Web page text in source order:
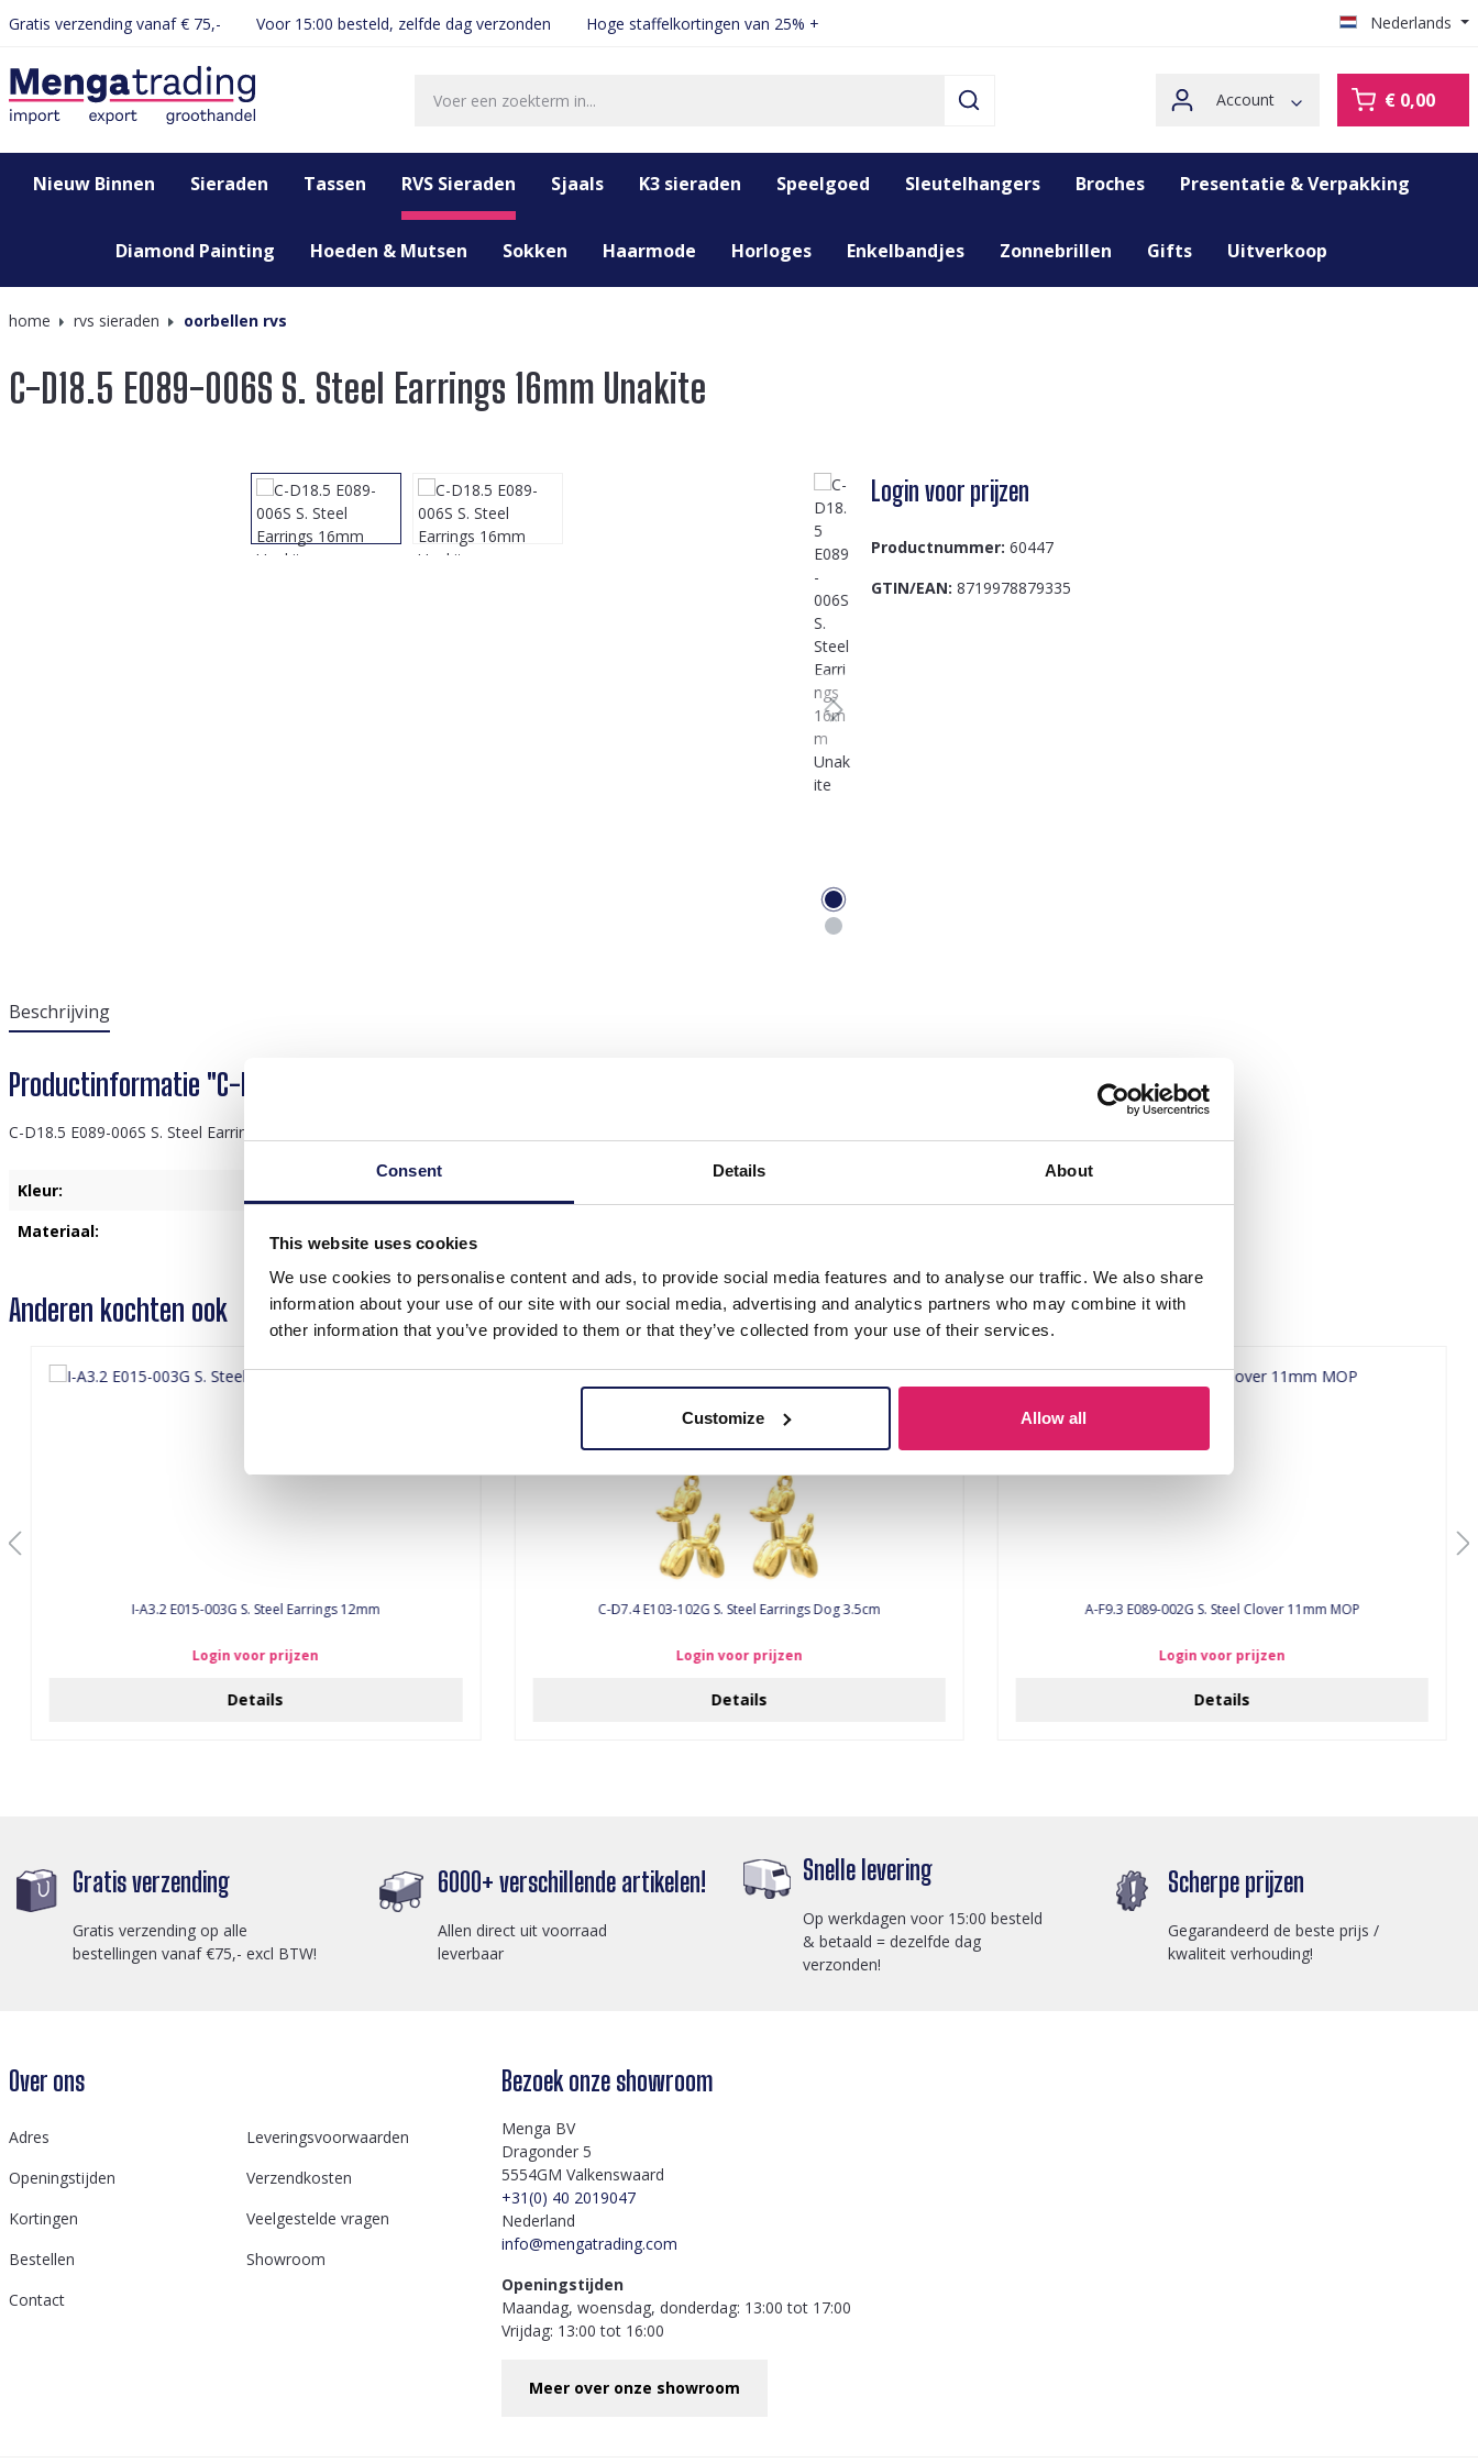
Consent Details About
This website uses cookies
We use cookies to personalise content and ads, to provide social media features and to analyse our traffic. We also share
information about your use of our site with our social media, advertising and analytics partners who may combine it with
other information that you’ve provided to them or that they’ve collected from your use of their services.
Customize Allow all
Ga naar de hoofdnavigatie
Gratis verzending vanaf € 75,- Voor 15:00 besteld, zelfde dag verzonden Hoge staffelkortingen van 25% + Nederlands
Account € 0,00
Nieuw Binnen Sieraden Tassen RVS Sieraden Sjaals K3 sieraden Speelgoed Sleutelhangers Broches Presentatie & Verpakking
Diamond Painting Hoeden & Mutsen Sokken Haarmode Horloges Enkelbandjes Zonnebrillen Gifts Uitverkoop
home rvs sieraden oorbellen rvs
C-D18.5 E089-006S S. Steel Earrings 16mm Unakite
Login voor prijzen
Productnummer: 60447
GTIN/EAN: 8719978879335
Beschrijving
Productinformatie "C-D18.5 E089-006S S. Steel Earrings 16mm Unakite"
C-D18.5 E089-006S S. Steel Earrings 16mm Unakite
Kleur:
Materiaal:
Anderen kochten ook
I-A3.2 E015-003G S. Steel Earrings 12mm
Login voor prijzen
Details
C-D7.4 E103-102G S. Steel Earrings Dog 3.5cm
Login voor prijzen
Details
A-F9.3 E089-002G S. Steel Clover 11mm MOP
Login voor prijzen
Details
Gratis verzending
Gratis verzending op alle
bestellingen vanaf €75,- excl BTW!
6000+ verschillende artikelen!
Allen direct uit voorraad
leverbaar
Snelle levering
Op werkdagen voor 15:00 besteld
& betaald = dezelfde dag
verzonden!
Scherpe prijzen
Gegarandeerd de beste prijs /
kwaliteit verhouding!
Over ons
Adres
Leveringsvoorwaarden
Openingstijden
Verzendkosten
Kortingen
Veelgestelde vragen
Bestellen
Showroom
Contact
Bezoek onze showroom
Menga BV
Dragonder 5
5554GM Valkenswaard
+31(0) 40 2019047
Nederland
info@mengatrading.com
Openingstijden
Maandag, woensdag, donderdag: 13:00 tot 17:00
Vrijdag: 13:00 tot 16:00
Meer over onze showroom